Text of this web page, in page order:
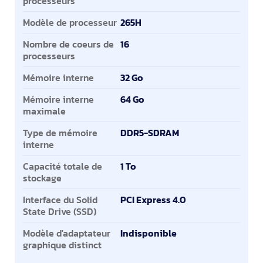
Modèle de processeur 265H
Nombre de coeurs de
processeurs
16
Mémoire interne
32 Go
Mémoire interne
maximale
64 Go
Type de mémoire
interne
DDR5-SDRAM
Capacité totale de
stockage
1 To
Interface du Solid
State Drive (SSD)
PCI Express 4.0
Modèle d'adaptateur
graphique distinct
Indisponible